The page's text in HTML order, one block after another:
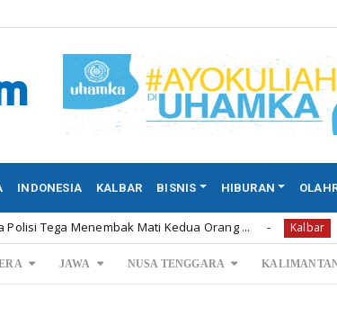
INDONESIA KALBAR BISNIS HIBURAN
Mati Kedua Orang ... Kalbar Permintaan
JAWA NUSA TENGGARA